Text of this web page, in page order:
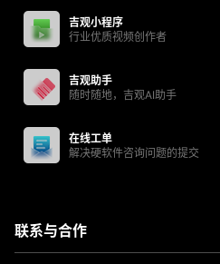
吉观小程序
行业优质视频创作者
吉观助手
随时随地，吉观AI助手
在线工单
解决硬软件咨询问题的提交
联系与合作